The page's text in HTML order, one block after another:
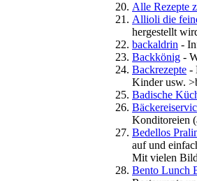
Alle Rezepte
Allioli die
hergestellt
backaldrin -
Backkönig -
Backrezepte -
Kinder usw.
Badische
Konditoreien
Bedellos
auf und
Mit vielen
Bento Lunch